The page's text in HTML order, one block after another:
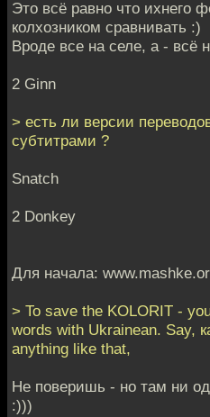
Это всё равно что ихнего
колхозником сравнивать :)
Вроде все на селе, а - всё
2 Ginn
> есть ли версии
субтитрами ?
Snatch
2 Donkey
Для начала:
> To save the KOLORIT -
words with Ukrainean. Say,
anything like that,
Не поверишь - но там ни
:)))